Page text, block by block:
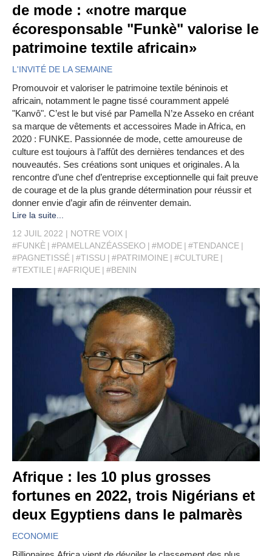
de mode : «notre marque
écoresponsable "Funkè" valorise le
patrimoine textile africain»
L'INVITÉ DE LA SEMAINE
Promouvoir et valoriser le patrimoine textile béninois et
africain, notamment le pagne tissé couramment appelé
"Kanvô". C’est le but visé par Pamella N’ze Asseko en créant
sa marque de vêtements et accessoires Made in Africa, en
2020 : FUNKE. Passionnée de mode, cette amoureuse de
culture est toujours à l’affût des dernières tendances et des
nouveautés. Ses créations sont uniques et originales. A la
rencontre d’une chef d’entreprise exceptionnelle qui fait preuve
de courage et de la plus grande détermination pour réussir et
donner envie d’agir afin de réinventer demain.
Lire la suite...
12 JUIL 2022
NOTRE VOIX
#FUNKÈ
#PAMELLANZÉASSEKO #MODE
#TENDANCE
#PAGNETISSÉ
#TISSU #PATRIMOINE
#CULTURE
#TEXTILE
#AFRIQUE #BENIN
Afrique : les 10 plus grosses
fortunes en 2022, trois Nigérians et
deux Egyptiens dans le palmarès
ECONOMIE